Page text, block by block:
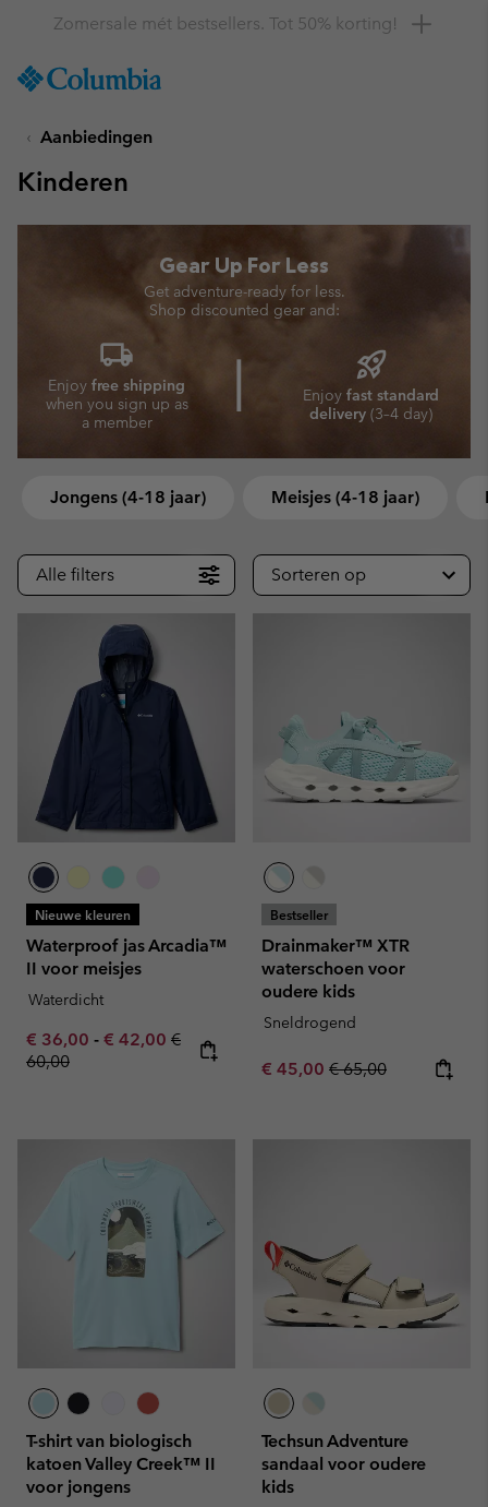
TO
SKIP
MAIN
Krijg 10% korting
Aanbiedingen
Kinderen
Gear Up For Less
Get adventure-ready for less.
Shop discounted gear and:
local_shipping
Enjoyfree shipping
when you sign up as
a member
rocket_launch
Enjoyfast standard
delivery (3–4 day)
Jongens (4-18 jaar) Meisjes (4-18 jaar)
Alle filters Sorteren op
Nieuwe kleuren
Waterproof jas Arcadia™
II voor meisjes
Waterdicht
Minimum sale price:
€ 36,00 - Maximum sale price:
€ 42,00 Regular price:
€
60,00
Bestseller
Drainmaker™ XTR
waterschoen voor
oudere kids
Sneldrogend
Sale price:
€ 45,00 Regular price:
€ 65,00
T-shirt van biologisch
katoen Valley Creek™ II
voor jongens
Techsun Adventure
sandaal voor oudere
kids